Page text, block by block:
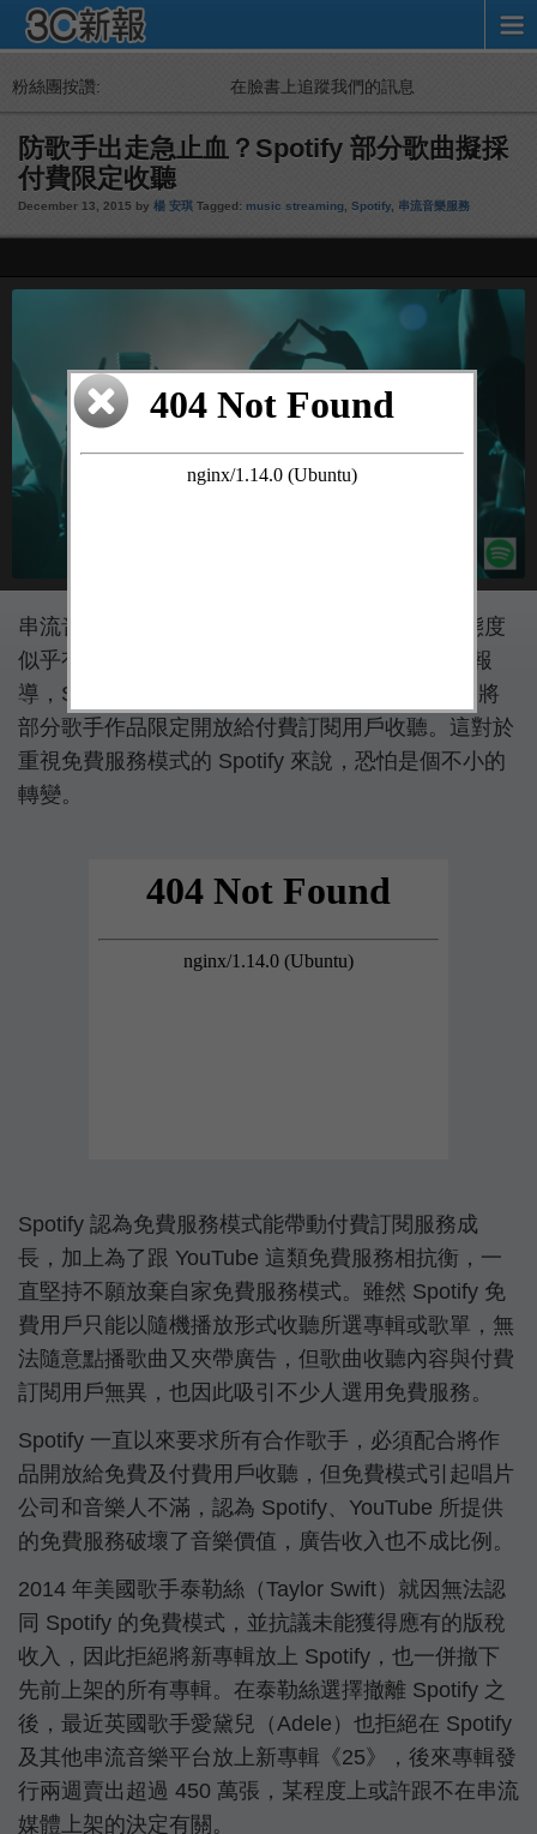
粉絲團按讚: 在臉書上追蹤我們的訊息
防歌手出走急止血？Spotify 部分歌曲擬採
付費限定收聽
December 13, 2015 by 楊 安琪 Tagged: music streaming Spotify 串流音樂服務
串流音樂服務 Spotify 面對大牌歌手接連出走，態度
似乎有稍微軟化的跡象。據美國《華爾街日報》報
導，Spotify 打算限制免費用戶的歌曲收聽範圍，將
部分歌手作品限定開放給付費訂閱用戶收聽。這對於
重視免費服務模式的 Spotify 來說，恐怕是個不小的
轉變。
Spotify 認為免費服務模式能帶動付費訂閱服務成
長，加上為了跟 YouTube 這類免費服務相抗衡，一
直堅持不願放棄自家免費服務模式。雖然 Spotify 免
費用戶只能以隨機播放形式收聽所選專輯或歌單，無
法隨意點播歌曲又夾帶廣告，但歌曲收聽內容與付費
訂閱用戶無異，也因此吸引不少人選用免費服務。
Spotify 一直以來要求所有合作歌手，必須配合將作
品開放給免費及付費用戶收聽，但免費模式引起唱片
公司和音樂人不滿，認為 Spotify、YouTube 所提供
的免費服務破壞了音樂價值，廣告收入也不成比例。
2014 年美國歌手泰勒絲（Taylor Swift）就因無法認
同 Spotify 的免費模式，並抗議未能獲得應有的版稅
收入，因此拒絕將新專輯放上 Spotify，也一併撤下
先前上架的所有專輯。在泰勒絲選擇撤離 Spotify 之
後，最近英國歌手愛黛兒（Adele）也拒絕在 Spotify
及其他串流音樂平台放上新專輯《25》，後來專輯發
行兩週賣出超過 450 萬張，某程度上或許跟不在串流
媒體上架的決定有關。